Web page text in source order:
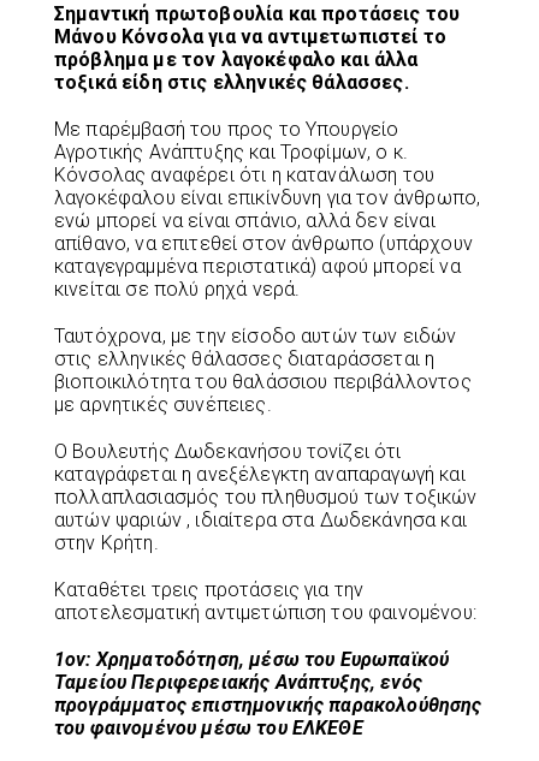
Σημαντική πρωτοβουλία και προτάσεις του
Μάνου Κόνσολα για να αντιμετωπιστεί το
πρόβλημα με τον λαγοκέφαλο και άλλα
τοξικά είδη στις ελληνικές θάλασσες.
Με παρέμβασή του προς το Υπουργείο
Αγροτικής Ανάπτυξης και Τροφίμων, ο κ.
Κόνσολας αναφέρει ότι η κατανάλωση του
λαγοκέφαλου είναι επικίνδυνη για τον άνθρωπο,
ενώ μπορεί να είναι σπάνιο, αλλά δεν είναι
απίθανο, να επιτεθεί στον άνθρωπο (υπάρχουν
καταγεγραμμένα περιστατικά) αφού μπορεί να
κινείται σε πολύ ρηχά νερά.
Ταυτόχρονα, με την είσοδο αυτών των ειδών
στις ελληνικές θάλασσες διαταράσσεται η
βιοποικιλότητα του θαλάσσιου περιβάλλοντος
με αρνητικές συνέπειες.
Ο Βουλευτής Δωδεκανήσου τονίζει ότι
καταγράφεται η ανεξέλεγκτη αναπαραγωγή και
πολλαπλασιασμός του πληθυσμού των τοξικών
αυτών ψαριών , ιδιαίτερα στα Δωδεκάνησα και
στην Κρήτη.
Καταθέτει τρεις προτάσεις για την
αποτελεσματική αντιμετώπιση του φαινομένου:
1ον: Χρηματοδότηση, μέσω του Ευρωπαϊκού
Ταμείου Περιφερειακής Ανάπτυξης, ενός
προγράμματος επιστημονικής παρακολούθησης
του φαινομένου μέσω του ΕΛΚΕΘΕ